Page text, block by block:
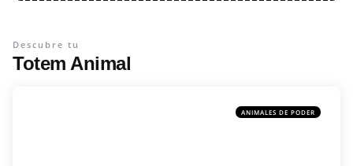
Totem Animal
Descubre tu
ANIMALES DE PODER